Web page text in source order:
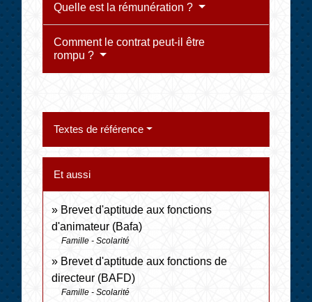
Quelle est la rémunération ?
Comment le contrat peut-il être
rompu ?
Textes de référence
Et aussi
Brevet d'aptitude aux fonctions
d'animateur (Bafa)
Famille - Scolarité
Brevet d'aptitude aux fonctions de
directeur (BAFD)
Famille - Scolarité